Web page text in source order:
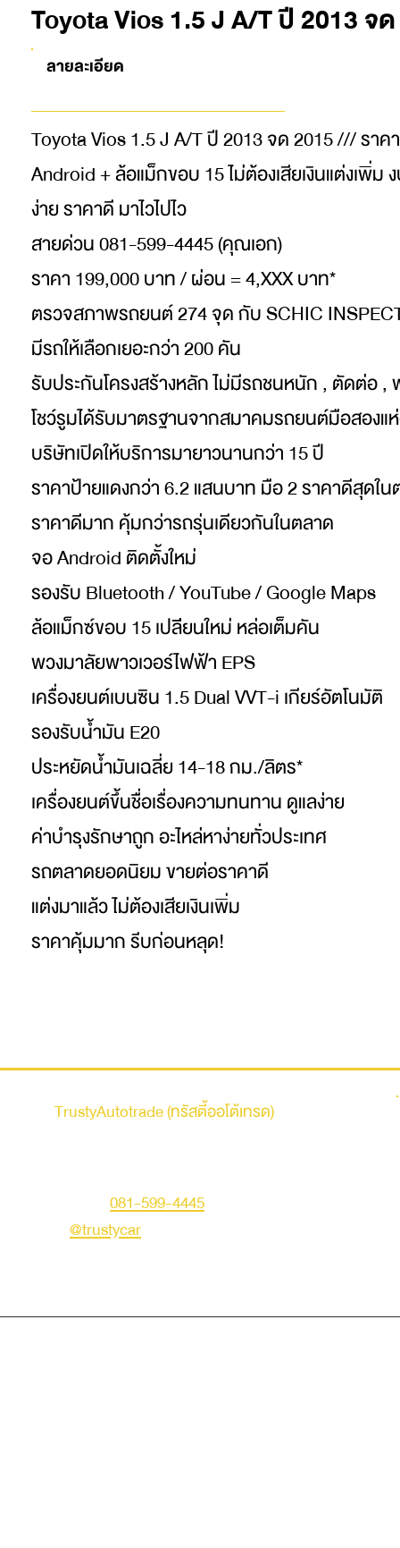
Toyota Vios 1.5 J A/T ปี 2013 จ
ลายละเอียด
Toyota Vios 1.5 J A/T ปี 2013 จด 2015 /// รา
Android + ล้อแม็กขอบ 15 ไม่ต้องเสียเงินแต่งเพิ่
ง่าย ราคาดี มาไวไปไว
สายด่วน 081-599-4445 (คุณเอก)
ราคา 199,000 บาท / ผ่อน = 4,XXX บาท*
ตรวจสภาพรถยนต์ 274 จุด กับ SCHIC
มีรถให้เลือกเยอะกว่า 200 คัน
รับประกันโครงสร้างหลัก ไม่มีรถชนหนัก , ตัดต่อ
โชว์รูมได้รับมาตรฐานจากสมาคมรถยนต์มือสองแห่
บริษัทเปิดให้บริการมายาวนานกว่า 15 ปี
ราคาป้ายแดงกว่า 6.2 แสนบาท มือ 2 ราคาดีสุดใ
ราคาดีมาก คุ้มกว่ารถรุ่นเดียวกันในตลาด
จอ Android ติดตั้งใหม่
รองรับ Bluetooth / YouTube / Google Maps
ล้อแม็กซ์ขอบ 15 เปลีียนใหม่ หล่อเต็มคัน
พวงมาลัยพาวเวอร์ไฟฟ้า EPS
เครื่องยนต์เบนซิน 1.5 Dual VVT-i เกียร์อัตโนมัติ
รองรับน้ำมัน E20
ประหยัดน้ำมันเฉลี่ย 14-18 กม./ลิตร*
เครื่องยนต์ขึ้นชื่อเรื่องความทนทาน ดูแลง่าย
ค่าบำรุงรักษาถูก อะไหล่หาง่ายทั่วประเทศ
รถตลาดยอดนิยม ขายต่อราคาดี
แต่งมาแล้ว ไม่ต้องเสียเงินเพิ่ม
ราคาคุ้มมาก รีบก่อนหลุด!
TrustyAutotrade (ทรัสตี้ออโต้เทรด)
081-599-4445
@trustycar